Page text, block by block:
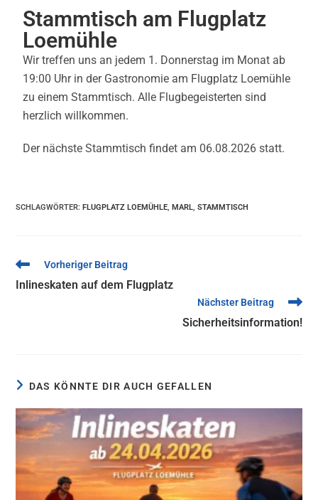
Stammtisch am Flugplatz
Loemühle
Wir treffen uns an jedem 1. Donnerstag im Monat ab
19:00 Uhr in der Gastronomie am Flugplatz Loemühle
zu einem Stammtisch. Alle Flugbegeisterten sind
herzlich willkommen.
Der nächste Stammtisch findet am 06.08.2026 statt.
SCHLAGWÖRTER:FLUGPLATZ LOEMÜHLE, MARL, STAMMTISCH
Vorheriger Beitrag
Inlineskaten auf dem Flugplatz
Nächster Beitrag
Sicherheitsinformation!
DAS KÖNNTE DIR AUCH GEFALLEN